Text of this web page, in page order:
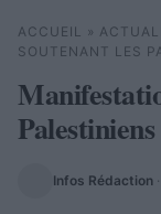
Rechercher
ACCUEIL »
SOUTENANT LES
Palestiniens
Infos Rédaction ·